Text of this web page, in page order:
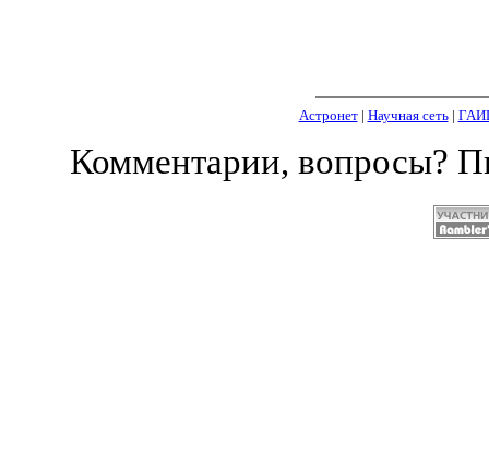
Астронет| Научная сеть|
Комментарии, вопросы?